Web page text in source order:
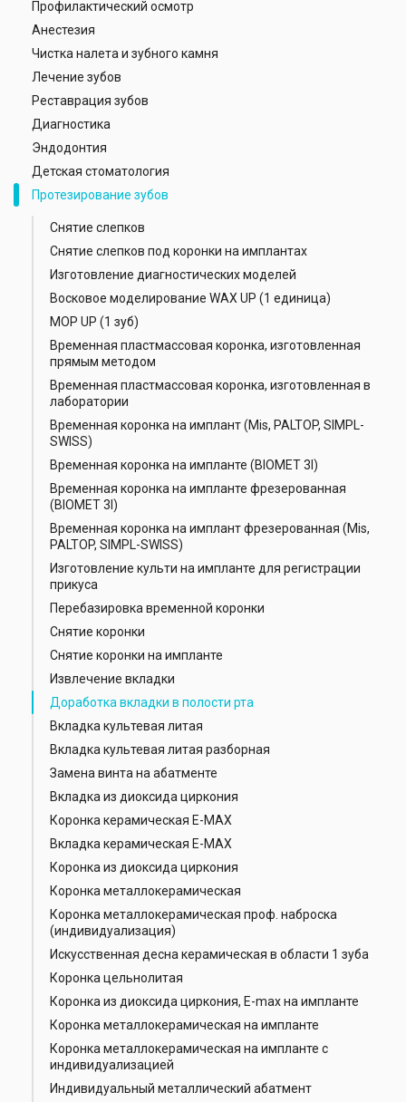
Профилактический осмотр
Анестезия
Чистка налета и зубного камня
Лечение зубов
Реставрация зубов
Диагностика
Эндодонтия
Детская стоматология
Протезирование зубов
Снятие слепков
Снятие слепков под коронки на имплантах
Изготовление диагностических моделей
Восковое моделирование WAX UР (1 единица)
MOP UP (1 зуб)
Временная пластмассовая коронка, изготовленная
прямым методом
Временная пластмассовая коронка, изготовленная в
лаборатории
Временная коронка на имплант (Mis, PALTOP, SIMPL-
SWISS)
Временная коронка на импланте (BIOMET 3I)
Временная коронка на импланте фрезерованная
(BIOMET 3I)
Временная коронка на имплант фрезерованная (Mis,
PALTOP, SIMPL-SWISS)
Изготовление культи на импланте для регистрации
прикуса
Перебазировка временной коронки
Снятие коронки
Снятие коронки на импланте
Извлечение вкладки
Доработка вкладки в полости рта
Вкладка культевая литая
Вкладка культевая литая разборная
Замена винта на абатменте
Вкладка из диоксида циркония
Коронка керамическая Е-МАХ
Вкладка керамическая Е-МАХ
Коронка из диоксида циркония
Коронка металлокерамическая
Коронка металлокерамическая проф. наброска
(индивидуализация)
Искусственная десна керамическая в области 1 зуба
Коронка цельнолитая
Коронка из диоксида циркония, E-max на импланте
Коронка металлокерамическая на импланте
Коронка металлокерамическая на импланте с
индивидуализацией
Индивидуальный металлический абатмент